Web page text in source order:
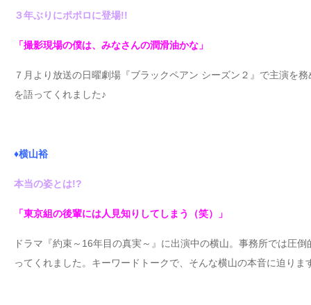
３年ぶりにポポロに登場!!
「撮影現場の僕は、みなさんの潤滑油かな」
７月より放送の日曜劇場『ブラックペアン シーズン２』で主演を
を語ってくれました♪
♦横山裕
本当の姿とは!?
「東京組の後輩には人見知りしてしまう（笑）」
ドラマ『約束～16年目の真実～』に出演中の横山。事務所では圧
ってくれました。キーワードトークで、そんな横山の本音に迫りま